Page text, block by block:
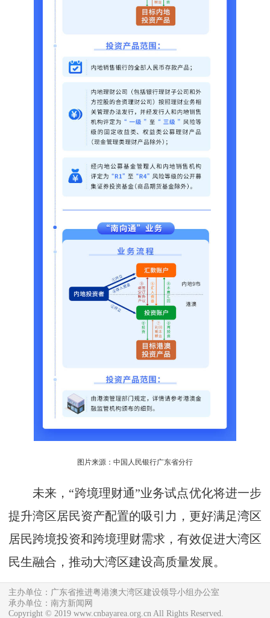
图片来源：中国人民银行广东省分行
未来，“跨境理财通”业务试点优化将进一步
提升湾区居民资产配置的吸引力，更好满足湾区
居民跨境投资和跨境理财需求，有效促进大湾区
民生融合，推动大湾区建设高质量发展。
主办单位：广东省推进粤港澳大湾区建设领导小组办公室
承办单位：南方新闻网
Copyright © 2019 www.cnbayarea.org.cn All Rights Reserved.